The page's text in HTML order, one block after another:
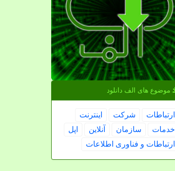
موضوع های الف دانلود
ارتباطات شركت
اینترنت
خدمات
سازمان آنلاین
اپل
ارتباطات و فناوری اطلاعات